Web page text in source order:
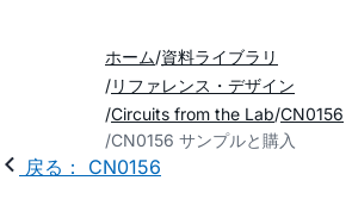
ホーム 資料ライブラリ
リファレンス・デザイン
Circuits from the Lab CN0156
CN0156 サンプルと購入
戻る： CN0156